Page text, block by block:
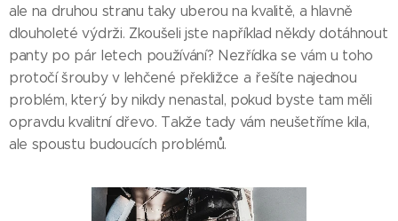
ale na druhou stranu taky uberou na kvalitě, a hlavně
dlouholeté výdrži. Zkoušeli jste například někdy dotáhnout
panty po pár letech používání? Nezřídka se vám u toho
protočí šrouby v lehčené překližce a řešíte najednou
problém, který by nikdy nenastal, pokud byste tam měli
opravdu kvalitní dřevo. Takže tady vám neušetříme kila,
ale spoustu budoucích problémů.